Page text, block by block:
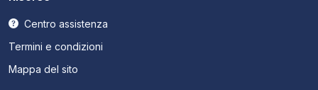
Centro assistenza
Termini e condizioni
Mappa del sito